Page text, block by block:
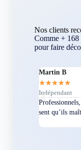
Nos clients
Comme + 168
pour faire
Martin B
★★★★★
Indépendant
sent qu’ils